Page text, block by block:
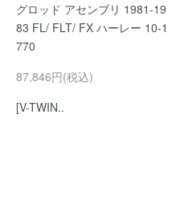
グロッド アセンブリ 1981-19
83 FL/ FLT/ FX ハーレー 10-1
770
87,846円(税込)
[V-TWIN..